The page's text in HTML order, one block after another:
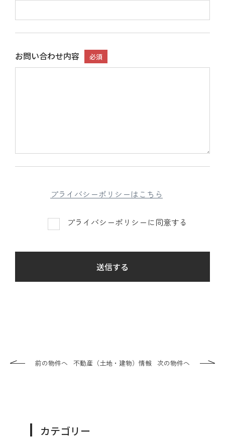
お問い合わせ内容 必須
プライバシーポリシーはこちら
プライバシーポリシーに同意する
前の物件へ 不動産（土地・建物）情報 次の物件へ
カテゴリー